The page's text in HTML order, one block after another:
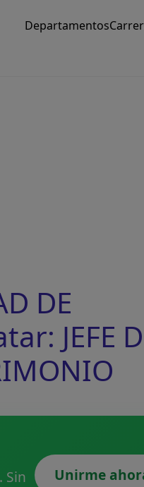
Departamentos
DE
JEFE
Sin
Unirme